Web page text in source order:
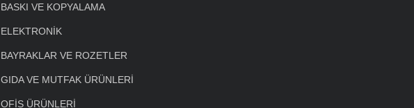
BASKI VE KOPYALAMA
ELEKTRONİK
BAYRAKLAR VE ROZETLER
GIDA VE MUTFAK ÜRÜNLERİ
OFİS ÜRÜNLERİ